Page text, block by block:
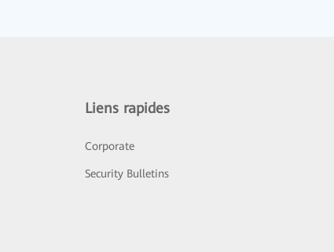
Liens rapides
Corporate
Security Bulletins